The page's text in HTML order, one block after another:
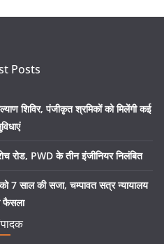
Posts
शिविर, पंजीकृत श्रमिकों को मिलेंगी कई
रोड, PWD के तीन इंजीनियर निलंबित
7 साल की सजा, चम्पावत सत्र न्यायालय
फैसला